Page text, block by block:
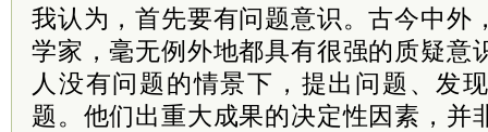
我认为，首先要有问题意识。古今中外
学家，毫无例外地都具有很强的质疑意
人没有问题的情景下，提出问题、发
题。他们出重大成果的决定性因素，并